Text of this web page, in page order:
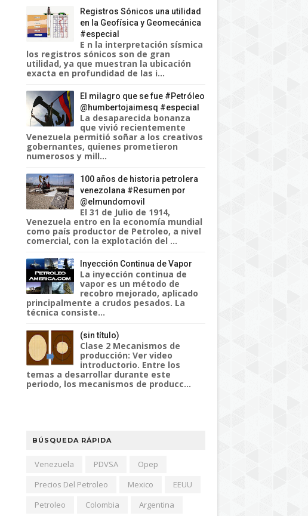
Registros Sónicos una utilidad
en la Geofísica y Geomecánica
#especial
E n la interpretación sísmica
los registros sónicos son de gran
utilidad, ya que muestran la ubicación
exacta en profundidad de las i...
El milagro que se fue #Petróleo
@humbertojaimesq #especial
La desaparecida bonanza
que vivió recientemente
Venezuela permitió soñar a los creativos
gobernantes, quienes prometieron
numerosos y mill...
100 años de historia petrolera
venezolana #Resumen por
@elmundomovil
El 31 de Julio de 1914,
Venezuela entro en la economía mundial
como país productor de Petroleo, a nivel
comercial, con la explotación del ...
Inyección Continua de Vapor
La inyección continua de
vapor es un método de
recobro mejorado, aplicado
principalmente a crudos pesados. La
técnica consiste...
(sin título)
Clase 2 Mecanismos de
producción: Ver video
introductorio. Entre los
temas a desarrollar durante este
periodo, los mecanismos de producc...
BÚSQUEDA RÁPIDA
Venezuela PDVSA
Opep
Precios Del Petroleo
Mexico
EEUU
Petroleo
Colombia
Argentina